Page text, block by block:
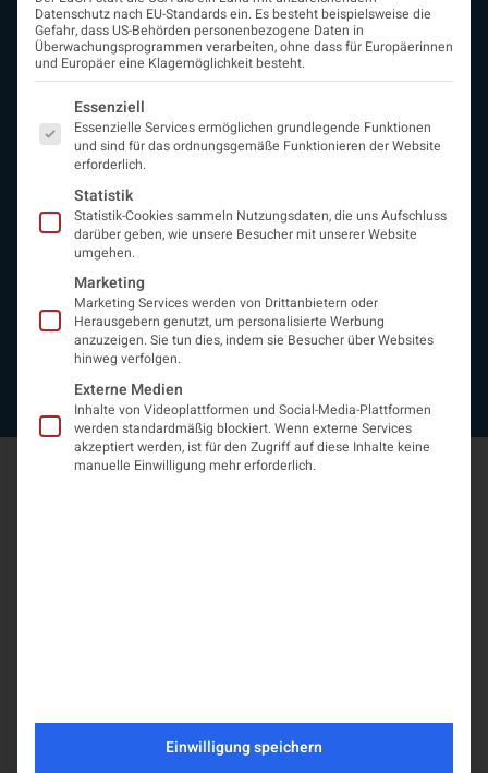
ÖGN
Über uns
Vorstand
Arbeitsgemeinschaften
assoziierte Gesellschaften
Fördermitglieder
Entwicklung der Neurologoie
Neurologiereport
Mitgliedschaft
Statuten
Protokolle
Kontakt
Impressum
Datenschutzerklärung
Datenschutz nach EU-Standards ein. Es besteht beispielsweise die
Gefahr, dass US-Behörden personenbezogene Daten in
Überwachungsprogrammen verarbeiten, ohne dass für Europäerinnen
und Europäer eine Klagemöglichkeit besteht.
Es folgt eine Liste der Service-Gruppen, für die eine
Essenziell
Essenzielle Services ermöglichen grundlegende Funktionen
und sind für das ordnungsgemäße Funktionieren der Website
erforderlich.
Statistik
Statistik-Cookies sammeln Nutzungsdaten, die uns Aufschluss
darüber geben, wie unsere Besucher mit unserer Website
umgehen.
Marketing
Marketing Services werden von Drittanbietern oder
Herausgebern genutzt, um personalisierte Werbung
anzuzeigen. Sie tun dies, indem sie Besucher über Websites
hinweg verfolgen.
Externe Medien
Inhalte von Videoplattformen und Social-Media-Plattformen
werden standardmäßig blockiert. Wenn externe Services
akzeptiert werden, ist für den Zugriff auf diese Inhalte keine
manuelle Einwilligung mehr erforderlich.
Einwilligung speichern